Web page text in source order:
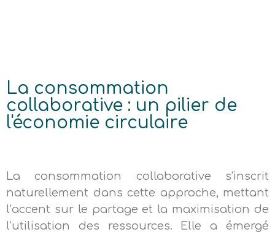
La consommation
collaborative : un pilier de
l'économie circulaire
La consommation collaborative s’inscrit
naturellement dans cette approche, mettant
l’accent sur le partage et la maximisation de
l’utilisation des ressources. Elle a émergé